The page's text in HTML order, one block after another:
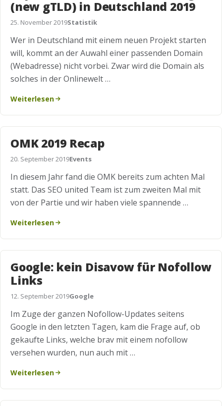
(new gTLD) in Deutschland 2019
25. November 2019Statistik
Wer in Deutschland mit einem neuen Projekt starten
will, kommt an der Auwahl einer passenden Domain
(Webadresse) nicht vorbei. Zwar wird die Domain als
solches in der Onlinewelt …
Weiterlesen
OMK 2019 Recap
20. September 2019Events
In diesem Jahr fand die OMK bereits zum achten Mal
statt. Das SEO united Team ist zum zweiten Mal mit
von der Partie und wir haben viele spannende …
Weiterlesen
Google: kein Disavow für Nofollow
Links
12. September 2019Google
Im Zuge der ganzen Nofollow-Updates seitens
Google in den letzten Tagen, kam die Frage auf, ob
gekaufte Links, welche brav mit einem nofollow
versehen wurden, nun auch mit …
Weiterlesen